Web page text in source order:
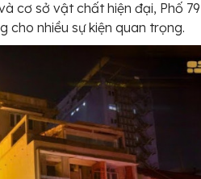
cơ sở vật chất hiện đại, Phố 79
cho nhiều sự kiện quan trọng.